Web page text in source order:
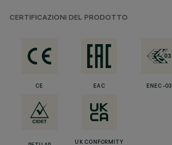
CERTIFICAZIONI DEL PRODOTTO
CE EAC ENEC-03
UK CONFORMITY